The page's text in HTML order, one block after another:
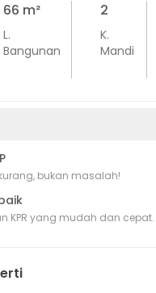
66 m²
L.
Bangunan
2
K.
Mandi
bukan masalah!
KPR yang mudah dan cepat.